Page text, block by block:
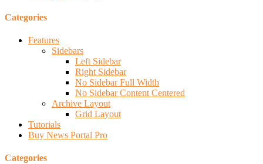
Categories
Features
Sidebars
Left Sidebar
Right Sidebar
No Sidebar Full Width
No Sidebar Content Centered
Archive Layout
Grid Layout
Tutorials
Buy News Portal Pro
Categories